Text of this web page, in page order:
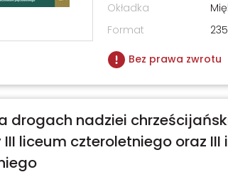
Okładka
Format
Bez prawa zwrotu
drogach nadziei
liceum czteroletniego oraz III